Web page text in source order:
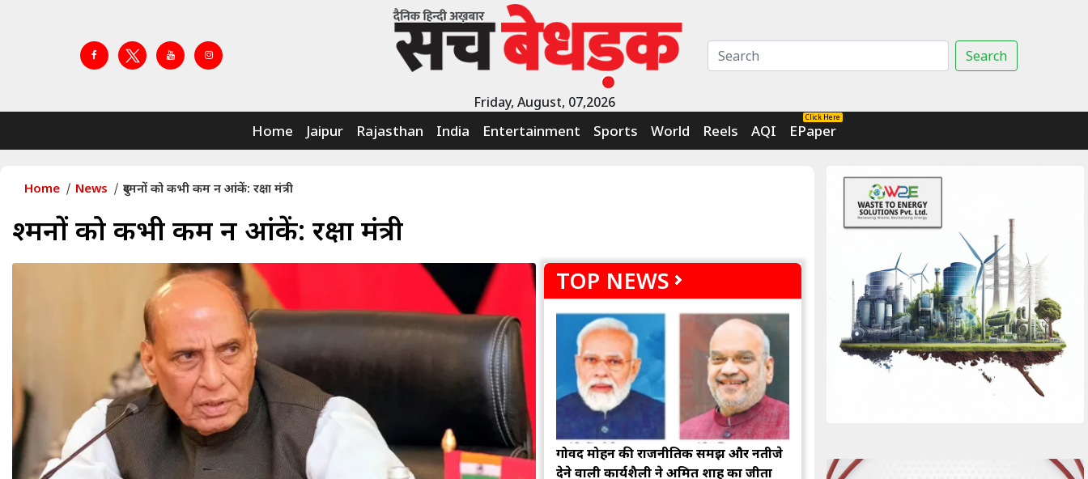
Friday, August, 07,2026
Search
Home Jaipur Rajasthan India Entertainment Sports World Reels AQI
Click Here
EPaper
Home News दुश्मनों को कभी कम न आंकें: रक्षा मंत्री
दुश्मनों को कभी कम न आंकें: रक्षा मंत्री
TOP NEWS
गोविंद मोहन की राजनीतिक समझ और नतीजे
देने वाली कार्यशैली ने अमित शाह का जीता